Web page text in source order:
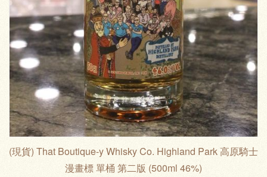
(現貨) That Boutique-y Whisky Co. Highland Park 高原騎士
漫畫標 單桶 第二版 (500ml 46%)